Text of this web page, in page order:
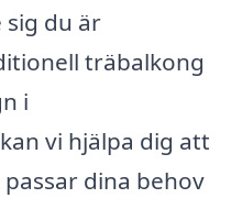
sig du är
träbalkong
i
vi hjälpa dig att
dina behov